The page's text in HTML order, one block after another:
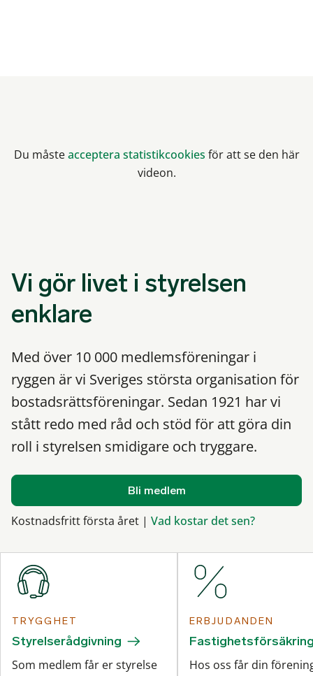
Vi gör livet i styrelsen
enklare
Med över 10 000 medlemsföreningar i
ryggen är vi Sveriges största organisation för
bostadsrättsföreningar. Sedan 1921 har vi
stått redo med råd och stöd för att göra din
roll i styrelsen smidigare och tryggare.
Bli medlem
Kostnadsfritt första året | Vad kostar det sen?
Du måsteacceptera statistikcookies för att se den här
videon.
TRYGGHET
Styrelserådgivning
Som medlem får er styrelse
ERBJUDANDEN
Hos oss får din